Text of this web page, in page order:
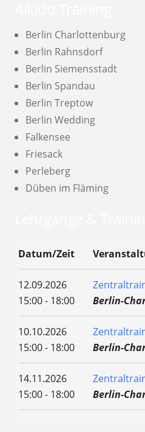
Berlin Charlottenburg
Berlin Rahnsdorf
Berlin Siemensstadt
Berlin Spandau
Berlin Treptow
Berlin Wedding
Falkensee
Friesack
Perleberg
Düben im Fläming
Datum/Zeit
12.09.2026
15:00 - 18:00
Berlin-
10.10.2026
15:00 - 18:00
Berlin-
14.11.2026
15:00 - 18:00
Berlin-